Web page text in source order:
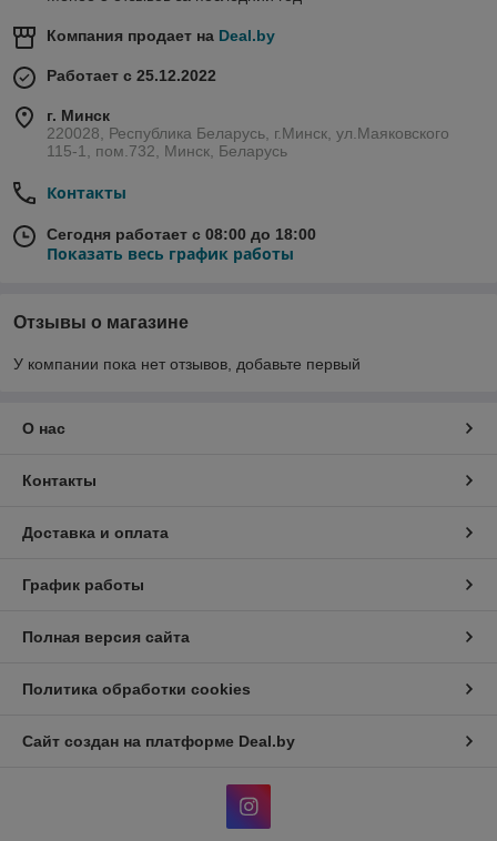
Компания продает на Deal.by
Работает с 25.12.2022
г. Минск
220028, Республика Беларусь, г.Минск, ул.Маяковского
115-1, пом.732, Минск, Беларусь
Контакты
Сегодня работает с 08:00 до 18:00
Показать весь график работы
Отзывы о магазине
У компании пока нет отзывов, добавьте первый
О нас
Контакты
Доставка и оплата
График работы
Полная версия сайта
Политика обработки cookies
Сайт создан на платформе Deal.by